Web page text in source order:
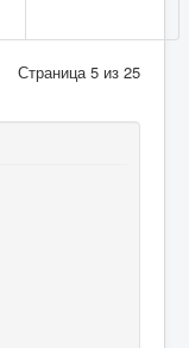
Страница 5 из 25